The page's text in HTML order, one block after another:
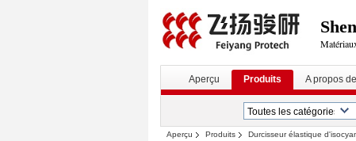
Aperçu Produits A propos
Aperçu Produits Durcisseur élastique